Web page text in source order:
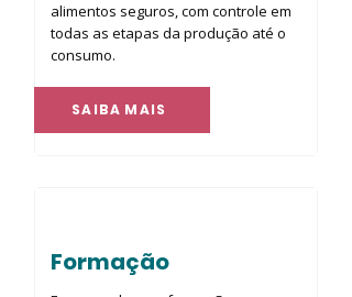
alimentos seguros, com controle em
todas as etapas da produção até o
consumo.
SAIBA MAIS
Formação